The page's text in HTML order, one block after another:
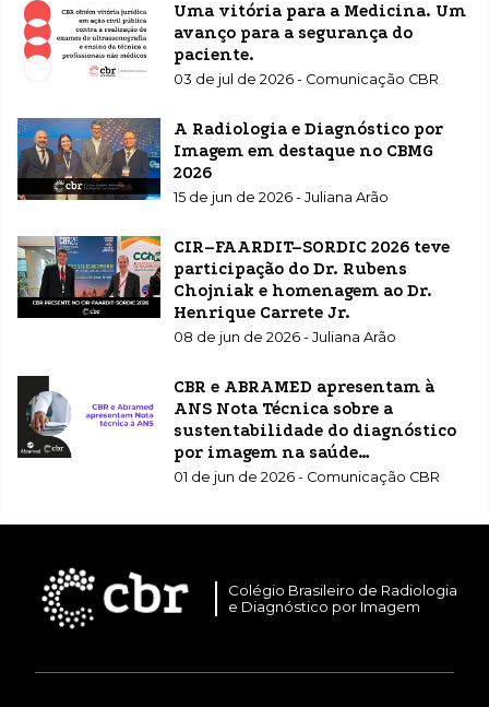
Uma vitória para a Medicina. Um
avanço para a segurança do
paciente.
03 de jul de 2026 - Comunicação CBR
A Radiologia e Diagnóstico por
Imagem em destaque no CBMG
2026
15 de jun de 2026 - Juliana Arão
CIR–FAARDIT–SORDIC 2026 teve
participação do Dr. Rubens
Chojniak e homenagem ao Dr.
Henrique Carrete Jr.
08 de jun de 2026 - Juliana Arão
CBR e ABRAMED apresentam à
ANS Nota Técnica sobre a
sustentabilidade do diagnóstico
por imagem na saúde
suplementar
01 de jun de 2026 - Comunicação CBR
Colégio Brasileiro de Radiologia
e Diagnóstico por Imagem